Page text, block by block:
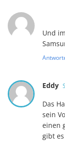
Und
Eddy
Das
sein
einen
gibt